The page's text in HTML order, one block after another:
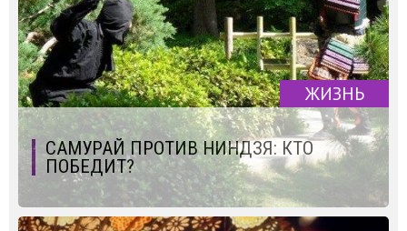
ЖИЗНЬ
САМУРАЙ ПРОТИВ НИНДЗЯ: КТО
ПОБЕДИТ?